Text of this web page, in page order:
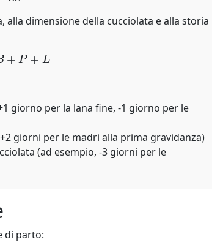
alla dimensione della cucciolata e alla storia
+ +L
giorno per la lana fine, -1 giorno per le
giorni per le madri alla prima gravidanza)
(ad esempio, -3 giorni per le
di parto: